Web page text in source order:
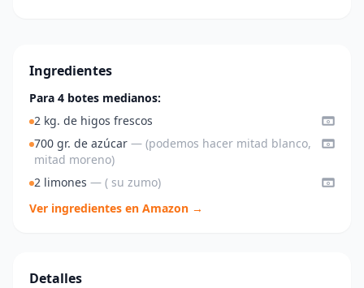
Ingredientes
Para 4 botes medianos:
2 kg. de higos frescos
700 gr. de azúcar — (podemos hacer mitad blanco,
mitad moreno)
2 limones — ( su zumo)
Ver ingredientes en Amazon →
Detalles